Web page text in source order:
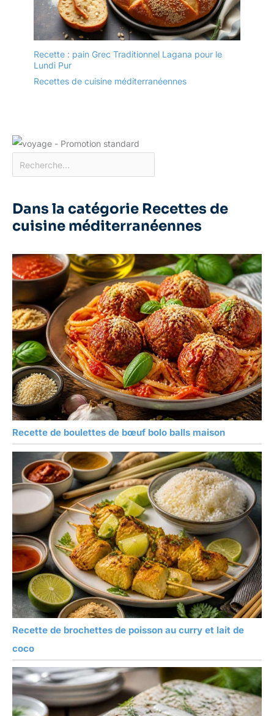
Recette : pain Grec Traditionnel Lagana pour le
Lundi Pur
Recettes de cuisine méditerranéennes
Dans la catégorie Recettes de
cuisine méditerranéennes
Recette de boulettes de bœuf bolo balls maison
Recette de brochettes de poisson au curry et lait de
coco